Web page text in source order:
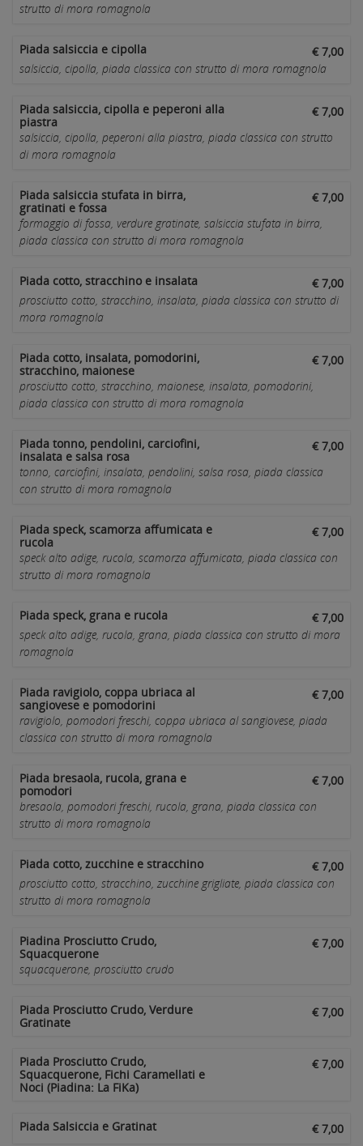
strutto di mora romagnola
Piada salsiccia e cipolla
€ 7,00
salsiccia, cipolla, piada classica con strutto di mora romagnola
Piada salsiccia, cipolla e peperoni alla
piastra
€ 7,00
salsiccia, cipolla, peperoni alla piastra, piada classica con strutto
di mora romagnola
Piada salsiccia stufata in birra,
gratinati e fossa
€ 7,00
formaggio di fossa, verdure gratinate, salsiccia stufata in birra,
piada classica con strutto di mora romagnola
Piada cotto, stracchino e insalata
€ 7,00
prosciutto cotto, stracchino, insalata, piada classica con strutto di
mora romagnola
Piada cotto, insalata, pomodorini,
stracchino, maionese
€ 7,00
prosciutto cotto, stracchino, maionese, insalata, pomodorini,
piada classica con strutto di mora romagnola
Piada tonno, pendolini, carciofini,
insalata e salsa rosa
€ 7,00
tonno, carciofini, insalata, pendolini, salsa rosa, piada classica
con strutto di mora romagnola
Piada speck, scamorza affumicata e
rucola
€ 7,00
speck alto adige, rucola, scamorza affumicata, piada classica con
strutto di mora romagnola
Piada speck, grana e rucola
€ 7,00
speck alto adige, rucola, grana, piada classica con strutto di mora
romagnola
Piada ravigiolo, coppa ubriaca al
sangiovese e pomodorini
€ 7,00
ravigiolo, pomodori freschi, coppa ubriaca al sangiovese, piada
classica con strutto di mora romagnola
Piada bresaola, rucola, grana e
pomodori
€ 7,00
bresaola, pomodori freschi, rucola, grana, piada classica con
strutto di mora romagnola
Piada cotto, zucchine e stracchino
€ 7,00
prosciutto cotto, stracchino, zucchine grigliate, piada classica con
strutto di mora romagnola
Piadina Prosciutto Crudo,
Squacquerone
€ 7,00
squacquerone, prosciutto crudo
Piada Prosciutto Crudo, Verdure
Gratinate
€ 7,00
Piada Prosciutto Crudo,
Squacquerone, Fichi Caramellati e
Noci (Piadina: La FiKa)
€ 7,00
Piada Salsiccia e Gratinat € 7,00